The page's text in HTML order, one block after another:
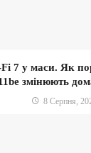
7 у маси. Як
змінюють
8 Серпня,